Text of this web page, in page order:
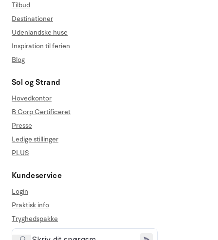
Tilbud
Destinationer
Udenlandske huse
Inspiration til ferien
Blog
Sol og Strand
Hovedkontor
B Corp Certificeret
Presse
Ledige stillinger
PLUS
Kundeservice
Login
Praktisk info
Tryghedspakke